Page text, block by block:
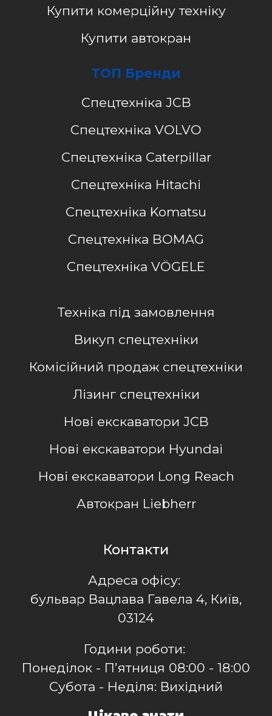
Купити комерційну техніку
Купити автокран
ТОП Бренди
Спецтехніка JCB
Спецтехніка VOLVO
Спецтехніка Caterpillar
Спецтехніка Hitachi
Спецтехніка Komatsu
Спецтехніка BOMAG
Спецтехніка VÖGELE
Техніка під замовлення
Викуп спецтехніки
Комісійний продаж спецтехніки
Лізинг спецтехніки
Нові екскаватори JCB
Нові екскаватори Hyundai
Нові екскаватори Long Reach
Автокран Liebherr
Контакти
Адреса офісу:
бульвар Вацлава Гавела 4, Київ,
03124
Години роботи:
Понеділок - Пʼятниця 08:00 - 18:00
Субота - Неділя: Вихідний